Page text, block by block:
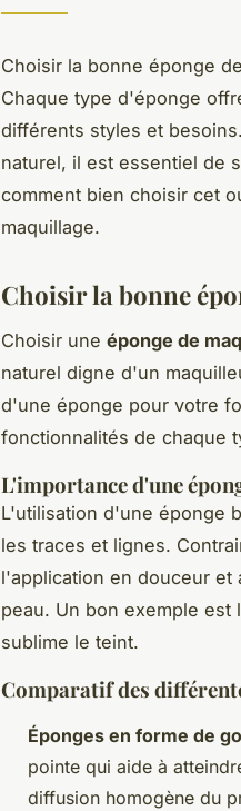
Choisir la bonne éponge
Chaque type d'éponge
différents styles et
naturel, il est essentiel de
comment bien choisir cet
maquillage.
Choisir la bonne
Choisir une éponge de
naturel digne d'un
d'une éponge pour votre
fonctionnalités de chaque
L'importance d'une
L'utilisation d'une éponge
les traces et lignes.
l'application en douceur et
peau. Un bon exemple est
sublime le teint.
Comparatif des
Éponges en forme de
pointe qui aide à
diffusion homogène du